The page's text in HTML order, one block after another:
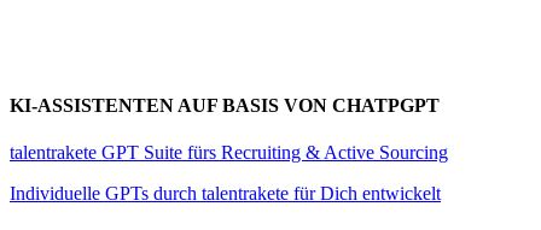
KI-ASSISTENTEN AUF BASIS VON CHATPGPT
talentrakete GPT Suite fürs Recruiting & Active Sourcing
Individuelle GPTs durch talentrakete für Dich entwickelt